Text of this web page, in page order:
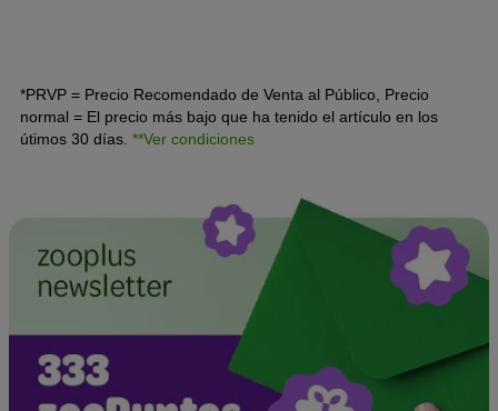
*PRVP = Precio Recomendado de Venta al Público, Precio
normal = El precio más bajo que ha tenido el artículo en los
útimos 30 días. **Ver condiciones